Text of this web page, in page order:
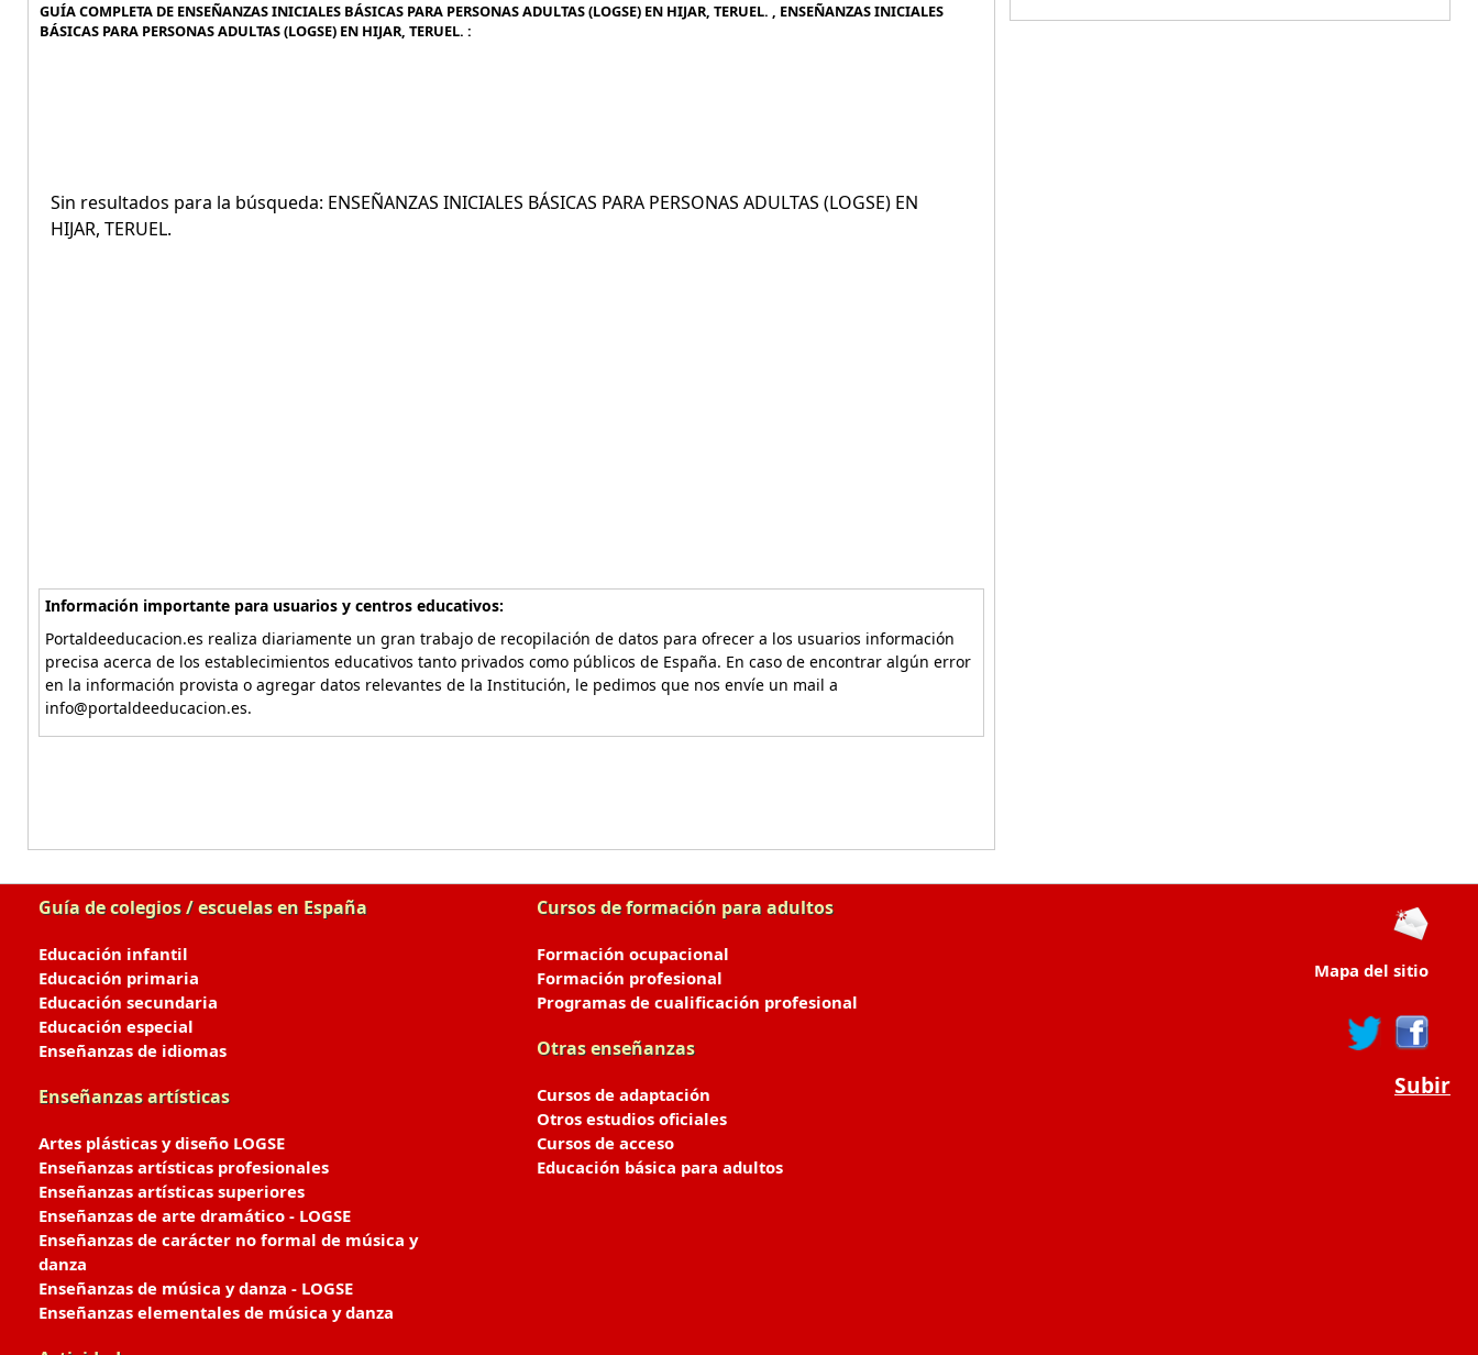
GUÍA COMPLETA DE ENSEÑANZAS INICIALES BÁSICAS PARA PERSONAS ADULTAS (LOGSE) EN HIJAR, TERUEL. , ENSEÑANZAS INICIALES
BÁSICAS PARA PERSONAS ADULTAS (LOGSE) EN HIJAR, TERUEL. :
Sin resultados para la búsqueda: ENSEÑANZAS INICIALES BÁSICAS PARA PERSONAS ADULTAS (LOGSE) EN
HIJAR, TERUEL.
Información importante para usuarios y centros educativos:
Portaldeeducacion.es realiza diariamente un gran trabajo de recopilación de datos para ofrecer a los usuarios información
precisa acerca de los establecimientos educativos tanto privados como públicos de España. En caso de encontrar algún error
en la información provista o agregar datos relevantes de la Institución, le pedimos que nos envíe un mail a
info@portaldeeducacion.es.
Guía de colegios / escuelas en España
Educación infantil
Educación primaria
Educación secundaria
Educación especial
Enseñanzas de idiomas
Enseñanzas artísticas
Artes plásticas y diseño LOGSE
Enseñanzas artísticas profesionales
Enseñanzas artísticas superiores
Enseñanzas de arte dramático - LOGSE
Enseñanzas de carácter no formal de música y
danza
Enseñanzas de música y danza - LOGSE
Enseñanzas elementales de música y danza
Cursos de formación para adultos
Formación ocupacional
Formación profesional
Programas de cualificación profesional
Otras enseñanzas
Cursos de adaptación
Otros estudios oficiales
Cursos de acceso
Educación básica para adultos
Mapa del sitio
Subir